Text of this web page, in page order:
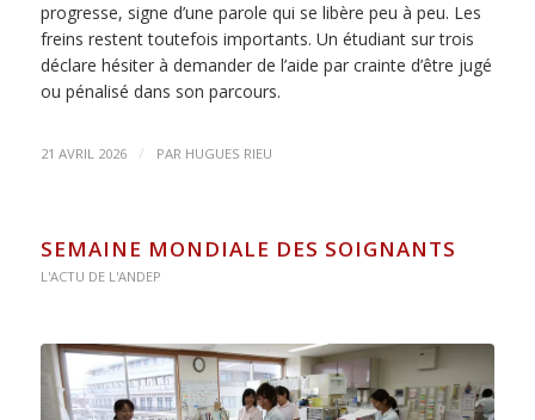
progresse, signe d’une parole qui se libère peu à peu. Les
freins restent toutefois importants. Un étudiant sur trois
déclare hésiter à demander de l’aide par crainte d’être jugé
ou pénalisé dans son parcours.
21 AVRIL 2026 / PAR HUGUES RIEU
SEMAINE MONDIALE DES SOIGNANTS
L'ACTU DE L'ANDEP